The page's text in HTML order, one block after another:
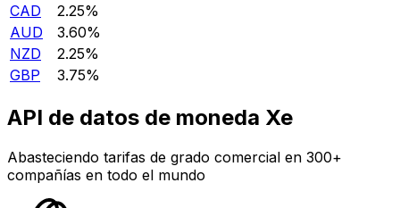
CAD
2.25%
AUD
3.60%
NZD
2.25%
GBP
3.75%
API de datos de moneda Xe
Abasteciendo tarifas de grado comercial en 300+
compañías en todo el mundo